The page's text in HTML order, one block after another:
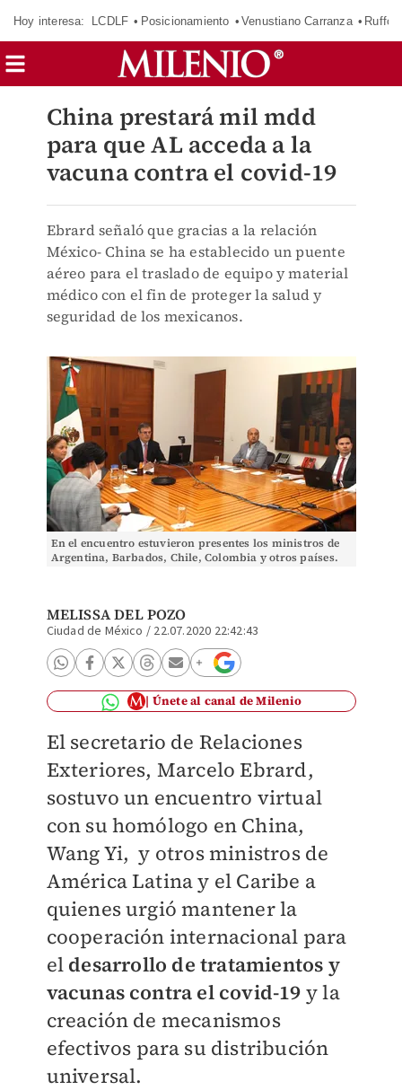
Hoy interesa: LCDLF Posicionamiento Venustiano Carranza Ruffo
China prestará mil mdd
para que AL acceda a la
vacuna contra el covid-19
Ebrard señaló que gracias a la relación
México- China se ha establecido un puente
aéreo para el traslado de equipo y material
médico con el fin de proteger la salud y
seguridad de los mexicanos.
En el encuentro estuvieron presentes los ministros de
Argentina, Barbados, Chile, Colombia y otros países.
MELISSA DEL POZO
Ciudad de México / 22.07.2020 22:42:43
Únete al canal de Milenio
El secretario de Relaciones
Exteriores, Marcelo Ebrard,
sostuvo un encuentro virtual
con su homólogo en China,
Wang Yi, y otros ministros de
América Latina y el Caribe a
quienes urgió mantener la
cooperación internacional para
el desarrollo de tratamientos y
vacunas contra el covid-19 y la
creación de mecanismos
efectivos para su distribución
universal.